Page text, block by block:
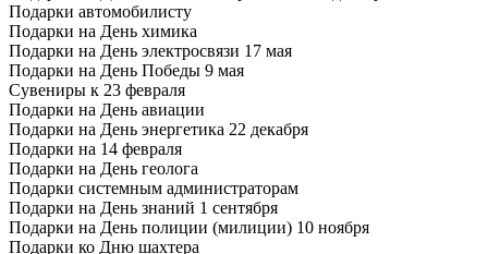
Подарки автомобилисту
Подарки на День химика
Подарки на День электросвязи 17 мая
Подарки на День Победы 9 мая
Сувениры к 23 февраля
Подарки на День авиации
Подарки на День энергетика 22 декабря
Подарки на 14 февраля
Подарки на День геолога
Подарки системным администраторам
Подарки на День знаний 1 сентября
Подарки на День полиции (милиции) 10 ноября
Подарки ко Дню шахтера